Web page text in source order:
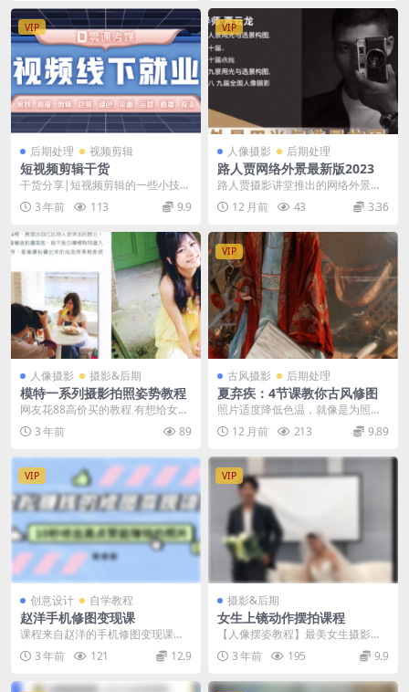
VIP
后期处理 视频剪辑
短视频剪辑干货
干货分享|短视频剪辑的一些小技巧
与准则 最近几年，短视频行业在我
国已经呈现井喷式...
3 年前 113 9.9
VIP
人像摄影 后期处理
路人贾网络外景最新版2023
路人贾摄影讲堂推出的网络外景摄
影课程，包括相机的基本操作，如
快门、光圈、ISO ...
12 月前 43 3.36
人像摄影 摄影&后期
模特一系列摄影拍照姿势教程
网友花88高价买的教程 有想给女朋
友拍照的可以收藏！摆对姿势才能
拍好照片！ 下载...
3 年前 89
VIP
古风摄影 后期处理
夏弃疾：4节课教你古风修图
照片适度降低色温，就像是为照片
披上了一层金色的薄纱，让画面逐
渐偏向暖色调，那种古...
12 月前 213 9.89
VIP
创意设计 自学教程
赵洋手机修图变现课
课程来自赵洋的手机修图变现课，1
0秒修出高点赞，共18节视频课，
直接可用的实用修...
3 年前 121 12.9
VIP
摄影&后期
女生上镜动作摆拍课程
【人像摆姿教程】最美女生摄影摆
姿势服装搭配人像摄影摆势美姿技
巧教学教你摆动作
3 年前 195 9.9